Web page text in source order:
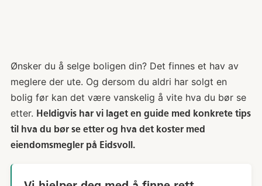
Ønsker du å selge boligen din? Det finnes et hav av
meglere der ute. Og dersom du aldri har solgt en
bolig før kan det være vanskelig å vite hva du bør se
etter. Heldigvis har vi laget en guide med konkrete tips
til hva du bør se etter og hva det koster med
eiendomsmegler på Eidsvoll.